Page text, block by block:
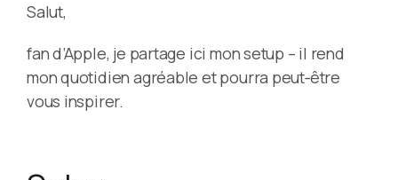
Salut,
fan d’Apple, je partage ici mon setup – il rend
mon quotidien agréable et pourra peut‑être
vous inspirer.